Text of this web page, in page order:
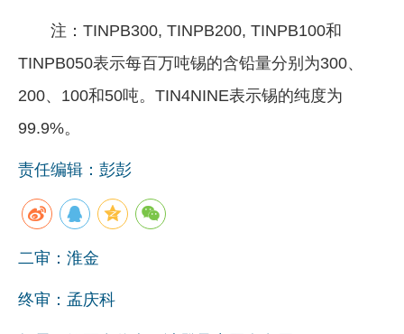
注：TINPB300, TINPB200, TINPB100和
TINPB050表示每百万吨锡的含铅量分别为300、
200、100和50吨。TIN4NINE表示锡的纯度为
99.9%。
责任编辑：彭彭
二审：淮金
终审：孟庆科